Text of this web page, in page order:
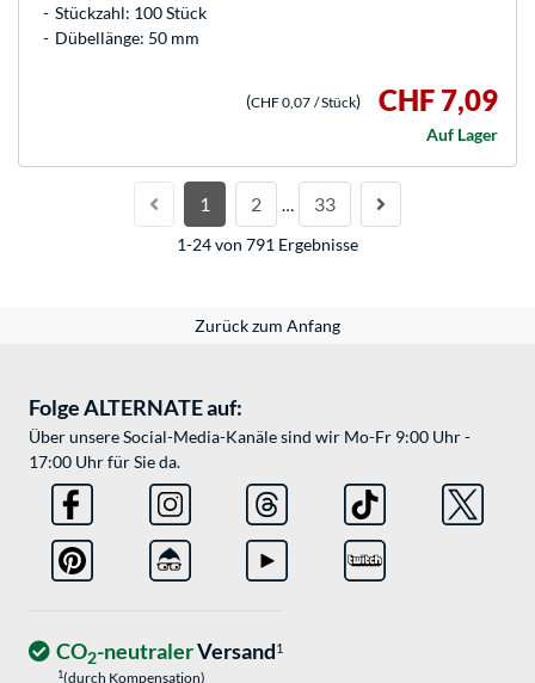
Stückzahl: 100 Stück
Dübellänge: 50 mm
(CHF 0,07 / Stück) CHF 7,09
Auf Lager
1 2 … 33
1-24 von 791 Ergebnisse
Zurück zum Anfang
Folge ALTERNATE auf:
Über unsere Social-Media-Kanäle sind wir Mo-Fr 9:00 Uhr -
17:00 Uhr für Sie da.
CO2-neutralerVersand1
1(durch Kompensation)